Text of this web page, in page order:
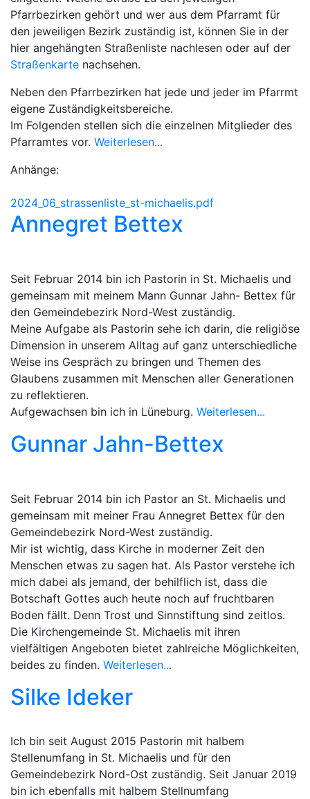
Pfarrbezirken gehört und wer aus dem Pfarramt für
den jeweiligen Bezirk zuständig ist, können Sie in der
hier angehängten Straßenliste nachlesen oder auf der
Straßenkarte nachsehen.
Neben den Pfarrbezirken hat jede und jeder im Pfarrmt
eigene Zuständigkeitsbereiche.
Im Folgenden stellen sich die einzelnen Mitglieder des
Pfarramtes vor. Weiterlesen...
Anhänge:
2024_06_strassenliste_st-michaelis.pdf
Annegret Bettex
Seit Februar 2014 bin ich Pastorin in St. Michaelis und
gemeinsam mit meinem Mann Gunnar Jahn- Bettex für
den Gemeindebezirk Nord-West zuständig.
Meine Aufgabe als Pastorin sehe ich darin, die religiöse
Dimension in unserem Alltag auf ganz unterschiedliche
Weise ins Gespräch zu bringen und Themen des
Glaubens zusammen mit Menschen aller Generationen
zu reflektieren.
Aufgewachsen bin ich in Lüneburg. Weiterlesen...
Gunnar Jahn-Bettex
Seit Februar 2014 bin ich Pastor an St. Michaelis und
gemeinsam mit meiner Frau Annegret Bettex für den
Gemeindebezirk Nord-West zuständig.
Mir ist wichtig, dass Kirche in moderner Zeit den
Menschen etwas zu sagen hat. Als Pastor verstehe ich
mich dabei als jemand, der behilflich ist, dass die
Botschaft Gottes auch heute noch auf fruchtbaren
Boden fällt. Denn Trost und Sinnstiftung sind zeitlos.
Die Kirchengemeinde St. Michaelis mit ihren
vielfältigen Angeboten bietet zahlreiche Möglichkeiten,
beides zu finden. Weiterlesen...
Silke Ideker
Ich bin seit August 2015 Pastorin mit halbem
Stellenumfang in St. Michaelis und für den
Gemeindebezirk Nord-Ost zuständig. Seit Januar 2019
bin ich ebenfalls mit halbem Stellnumfang